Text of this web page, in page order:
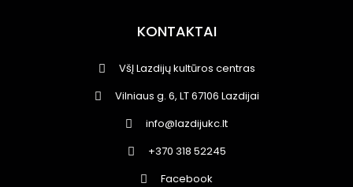
KONTAKTAI
VšĮ Lazdijų kultūros centras
Vilniaus g. 6, LT 67106 Lazdijai
info@lazdijukc.lt
+370 318 52245
Facebook